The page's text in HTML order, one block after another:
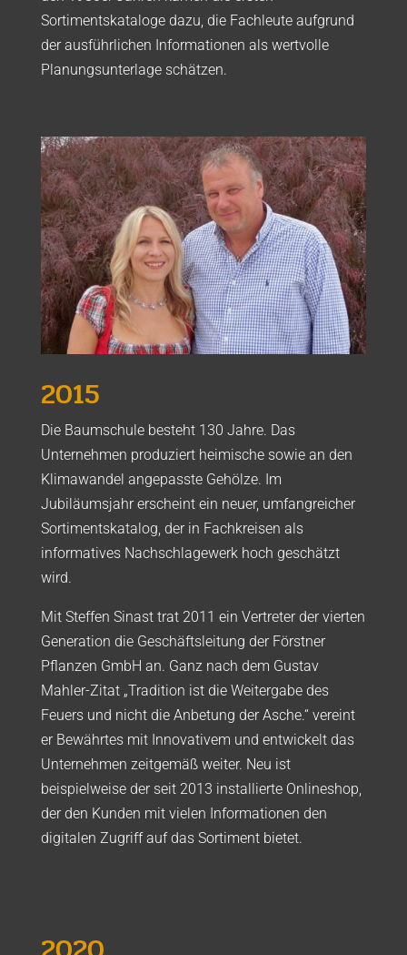
Sortimentskataloge dazu, die Fachleute aufgrund
der ausführlichen Informationen als wertvolle
Planungsunterlage schätzen.
2015
Die Baumschule besteht 130 Jahre. Das
Unternehmen produziert heimische sowie an den
Klimawandel angepasste Gehölze. Im
Jubiläumsjahr erscheint ein neuer, umfangreicher
Sortimentskatalog, der in Fachkreisen als
informatives Nachschlagewerk hoch geschätzt
wird.
Mit Steffen Sinast trat 2011 ein Vertreter der vierten
Generation die Geschäftsleitung der Förstner
Pflanzen GmbH an. Ganz nach dem Gustav
Mahler-Zitat „Tradition ist die Weitergabe des
Feuers und nicht die Anbetung der Asche.“ vereint
er Bewährtes mit Innovativem und entwickelt das
Unternehmen zeitgemäß weiter. Neu ist
beispielweise der seit 2013 installierte Onlineshop,
der den Kunden mit vielen Informationen den
digitalen Zugriff auf das Sortiment bietet.